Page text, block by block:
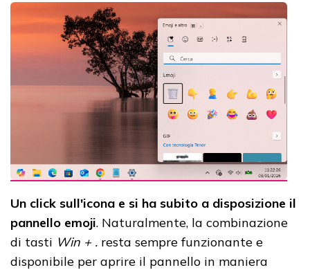
Un click sull'icona e si ha subito a disposizione il
pannello emoji. Naturalmente, la combinazione
di tasti Win + . resta sempre funzionante e
disponibile per aprire il pannello in maniera